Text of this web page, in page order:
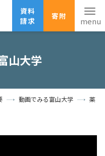
資料
請求
寄附
広報刊行物
の方 企業・研究者の方
山大学
動画でみる富山大学
薬